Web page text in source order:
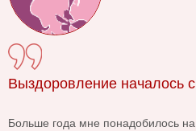
Выздоровление началось
Больше года мне понадобилось